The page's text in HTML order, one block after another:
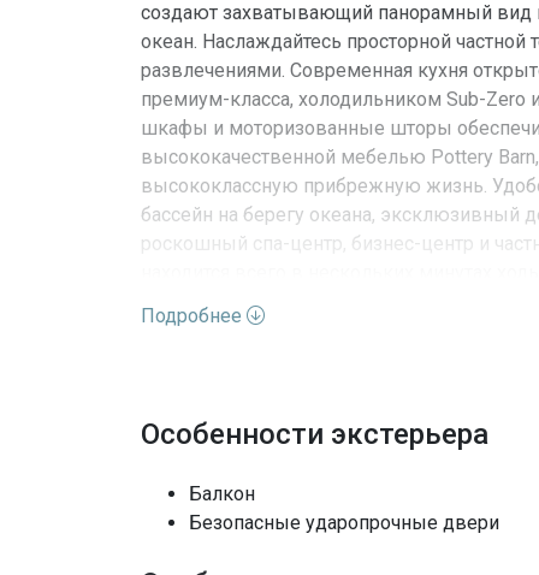
создают захватывающий панорамный вид
океан. Наслаждайтесь просторной
развлечениями. Современная кухня
премиум-класса, холодильником Sub-Zero
шкафы и моторизованные шторы
высококачественной мебелью Pottery
высококлассную прибрежную жизнь.
бассейн на берегу океана, эксклюзивный
роскошный спа-центр, бизнес-центр и
во всем здании, обеспечивает роскошь
основного места жительства, второго
Характеристики
Адрес
Подробнее
Особенности экстерьера
Балкон
Безопасные ударопрочные двери